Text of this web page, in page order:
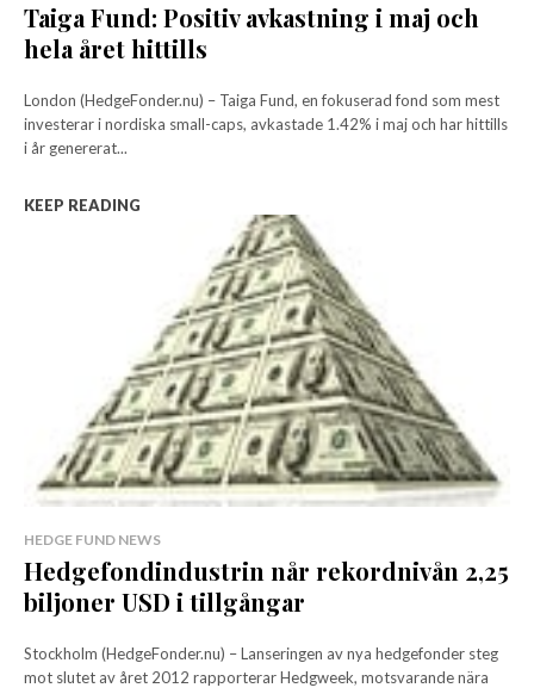
Taiga Fund: Positiv avkastning i maj och
hela året hittills
London (HedgeFonder.nu) – Taiga Fund, en fokuserad fond som mest
investerar i nordiska small-caps, avkastade 1.42% i maj och har hittills
i år genererat...
KEEP READING
HEDGE FUND NEWS
Hedgefondindustrin når rekordnivån 2,25
biljoner USD i tillgångar
Stockholm (HedgeFonder.nu) – Lanseringen av nya hedgefonder steg
mot slutet av året 2012 rapporterar Hedgweek, motsvarande nära